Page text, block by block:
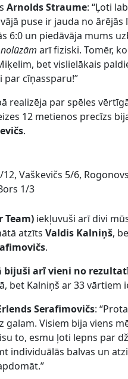
Arnolds Straume: “Ļoti
puse ir jauda no ārējās
6:0 un piedāvāja mums
nolūzām arī fiziski. Tomēr,
bet vislielākais
par cīņassparu!”
realizēja par spēles
12 metienos precīzs
.
Vaškevičs 5/6,
1/3
Team) iekļuvuši arī divi
atzītsValdis Kalniņš,
.
bijuši arī vieni no
bet Kalniņš ar 33 vārtiem
Serafimovičs:
galam. Visiem bija viens
to, esmu ļoti lepns par
individuālās balvas un